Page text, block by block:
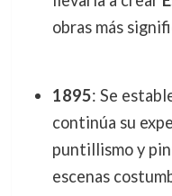
obras más
1895: Se
continúa su
puntillismo y
escenas